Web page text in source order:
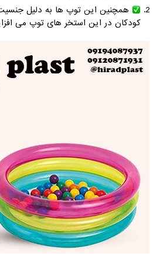
همچنین این توپ ها به دلیل
کودکان در این استخر های توپ می